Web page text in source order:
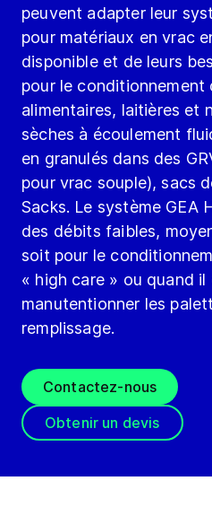
peuvent adapter leur
pour matériaux en vrac
disponible et de leurs
pour le conditionnement
alimentaires, laitières et
sèches à écoulement
en granulés dans des
pour vrac souple), sacs
Sacks. Le système GEA
des débits faibles,
soit pour le
« high care » ou quand
manutentionner les
remplissage.
Contactez-nous
Obtenir un devis